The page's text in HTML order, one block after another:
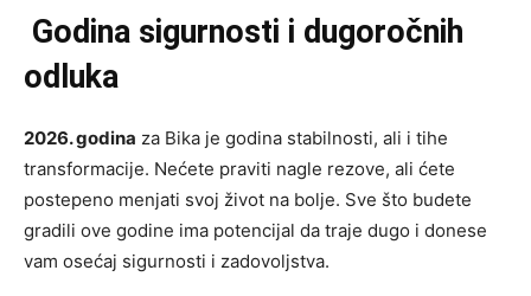
Godina sigurnosti i dugoročnih
odluka
2026. godina za Bika je godina stabilnosti, ali i tihe
transformacije. Nećete praviti nagle rezove, ali ćete
postepeno menjati svoj život na bolje. Sve što budete
gradili ove godine ima potencijal da traje dugo i donese
vam osećaj sigurnosti i zadovoljstva.